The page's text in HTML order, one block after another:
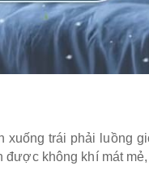
trái phải luồng
không khí mát